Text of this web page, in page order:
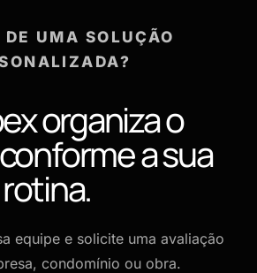
DE UMA SOLUÇÃO
organiza o
a sua
rotina.
equipe e solicite uma avaliação
condomínio ou obra.